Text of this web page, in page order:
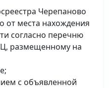
Черепаново
места нахождения
согласно перечню
размещенному на
с объявленной